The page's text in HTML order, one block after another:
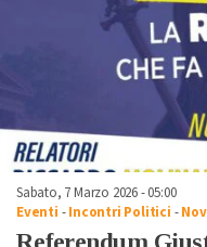
Sabato, 7 Marzo 2026 - 05:00
Eventi -Incontri Politici -